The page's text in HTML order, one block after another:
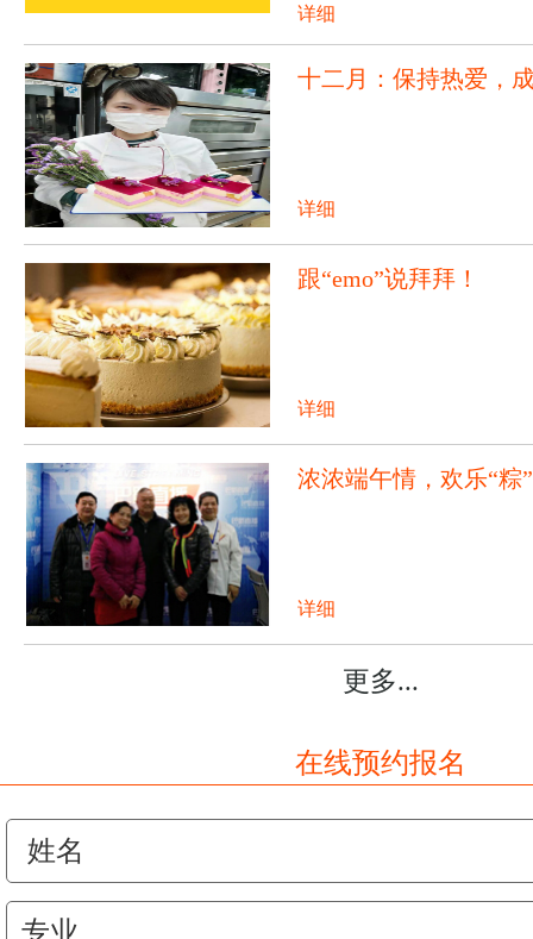
详细
十二月：保持热爱，
详细
跟“emo”说拜拜！
详细
浓浓端午情，欢乐“
详细
更多...
在线预约报名